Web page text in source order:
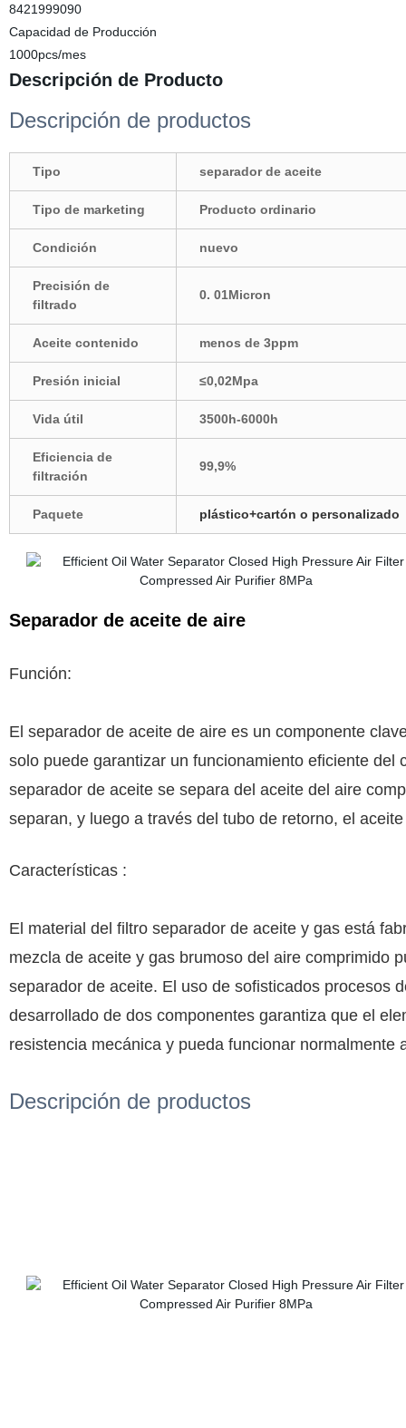
8421999090
Capacidad de Producción
1000pcs/mes
Descripción de Producto
Descripción de productos
Tipo separador de aceite
Tipo de marketing Producto ordinario
Condición nuevo
Precisión de
filtrado
0. 01Micron
Aceite contenido menos de 3ppm
Presión inicial ≤0,02Mpa
Vida útil 3500h-6000h
Eficiencia de
filtración
99,9%
Paquete plástico+cartón o personalizado
Separador de aceite de aire
Función:
El separador de aceite de aire es un componente
solo puede garantizar un funcionamiento eficiente
separador de aceite se separa del aceite del aire
separan, y luego a través del tubo de retorno, el
Características :
El material del filtro separador de aceite y gas está
mezcla de aceite y gas brumoso del aire comprimido
separador de aceite. El uso de sofisticados procesos
desarrollado de dos componentes garantiza que el
resistencia mecánica y pueda funcionar normalmente
Descripción de productos